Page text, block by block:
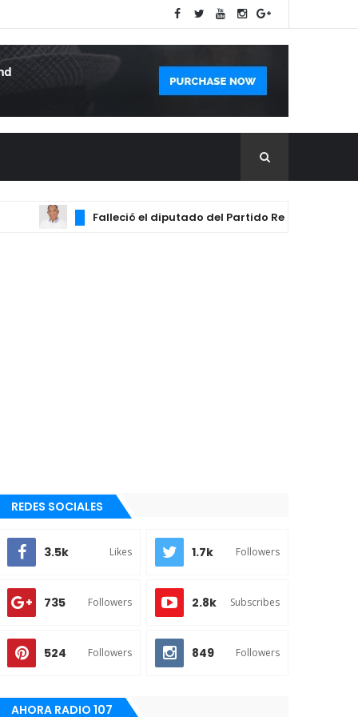
Falleció el diputado del Partido Revolucionario
REDES SOCIALES
3.5k Likes 1.7k Followers
735 Followers 2.8k Subscribes
524 Followers 849 Followers
AHORA RADIO 107